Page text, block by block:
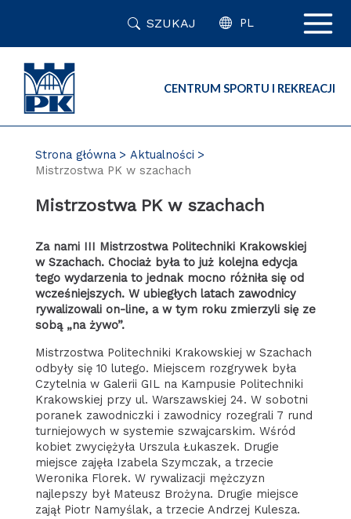
SZUKAJ PL
CENTRUM SPORTU I REKREACJI
Strona główna
Aktualności
Mistrzostwa PK w szachach
Mistrzostwa PK w szachach
Za nami III Mistrzostwa Politechniki Krakowskiej
w Szachach. Chociaż była to już kolejna edycja
tego wydarzenia to jednak mocno różniła się od
wcześniejszych. W ubiegłych latach zawodnicy
rywalizowali on-line, a w tym roku zmierzyli się ze
sobą „na żywo”.
Mistrzostwa Politechniki Krakowskiej w Szachach
odbyły się 10 lutego. Miejscem rozgrywek była
Czytelnia w Galerii GIL na Kampusie Politechniki
Krakowskiej przy ul. Warszawskiej 24. W sobotni
poranek zawodniczki i zawodnicy rozegrali 7 rund
turniejowych w systemie szwajcarskim. Wśród
kobiet zwyciężyła Urszula Łukaszek. Drugie
miejsce zajęła Izabela Szymczak, a trzecie
Weronika Florek. W rywalizacji mężczyzn
najlepszy był Mateusz Brożyna. Drugie miejsce
zajął Piotr Namyślak, a trzecie Andrzej Kulesza.